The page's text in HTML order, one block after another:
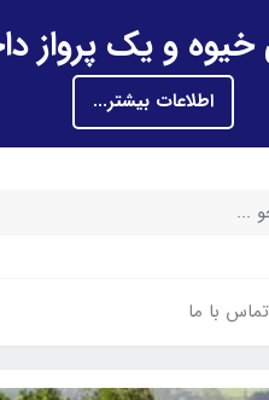
اطلاعات بیشتر...
تماس با ما